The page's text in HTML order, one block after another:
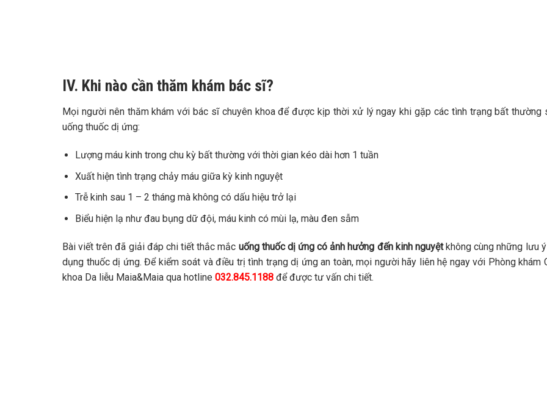
IV. Khi nào cần thăm khám bác sĩ?
Mọi người nên thăm khám với bác sĩ chuyên khoa để được kịp thời xử lý ngay khi gặp các tình trạng bất thường
uống thuốc dị ứng:
Lượng máu kinh trong chu kỳ bất thường với thời gian kéo dài hơn 1 tuần
Xuất hiện tình trạng chảy máu giữa kỳ kinh nguyệt
Trễ kinh sau 1 – 2 tháng mà không có dấu hiệu trở lại
Biểu hiện lạ như đau bụng dữ đội, máu kinh có mùi lạ, màu đen sẫm
Bài viết trên đã giải đáp chi tiết thắc mắc uống thuốc dị ứng có ảnh hưởng đến kinh nguyệtkhông cùng những lưu
dụng thuốc dị ứng. Để kiểm soát và điều trị tình trạng dị ứng an toàn, mọi người hãy liên hệ ngay với Phòng khám
khoa Da liễu Maia&Maia qua hotline 032.845.1188 để được tư vấn chi tiết.